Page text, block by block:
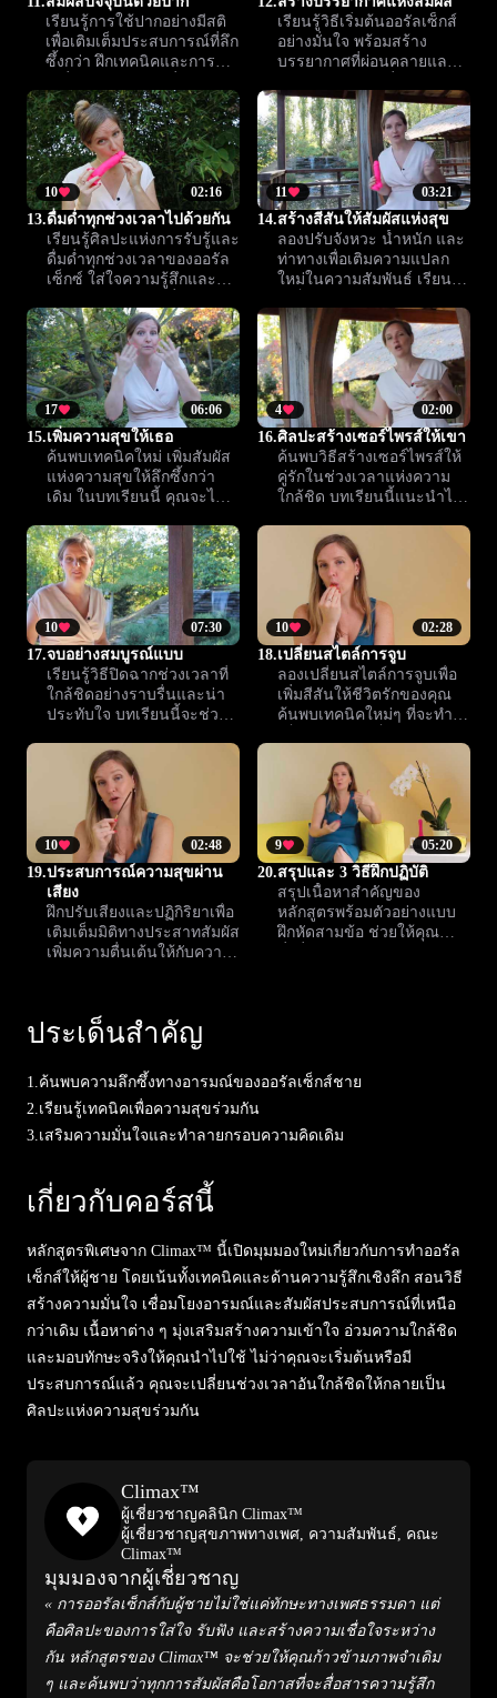
เรียนรู้การใช้ปากอย่างมีสติ
เพื่อเติมเต็มประสบการณ์ที่ลึก
ซึ้งกว่า ฝึกเทคนิคและการ
ความใกล้ชิดกับ Climax™
เรียนรู้วิธีเริ่มต้นออรัลเซ็กส์
อย่างมั่นใจ พร้อมสร้าง
บรรยากาศที่ผ่อนคลายและ
สุขร่วมกันของทั้งคู่
02:16
10
13.ดื่มด่ำทุกช่วงเวลาไปด้วยกัน
เรียนรู้ศิลปะแห่งการรับรู้และ
ดื่มด่ำทุกช่วงเวลาของออรัล
เซ็กซ์ ใส่ใจความรู้สึกและ
ประสบการณ์ที่เปี่ยมด้วย
ความไว้วางใจและความ
สุขร่วมกัน
03:21
11
14.สร้างสีสันให้สัมผัสแห่งสุข
ลองปรับจังหวะ น้ำหนัก และ
ท่าทางเพื่อเติมความแปลก
ใหม่ในความสัมพันธ์ เรียนรู้
สุขและสร้างความประทับใจ
ไม่รู้จบ
06:06
17
15.เพิ่มความสุขให้เธอ
ค้นพบเทคนิคใหม่ เพิ่มสัมผัส
แห่งความสุขให้ลึกซึ้งกว่า
เดิม ในบทเรียนนี้ คุณจะได้
หลายและกระตุ้นเธอได้อย่าง
เต็มที่
02:00
4
16.ศิลปะสร้างเซอร์ไพรส์ให้เขา
ค้นพบวิธีสร้างเซอร์ไพรส์ให้
คู่รักในช่วงเวลาแห่งความ
ใกล้ชิด บทเรียนนี้แนะนำไอ
ความตื่นเต้น เสริมสร้าง
ความสัมพันธ์ให้แน่นแฟ้น
และสดใสมากยิ่งขึ้น
07:30
10
17.จบอย่างสมบูรณ์แบบ
เรียนรู้วิธีปิดฉากช่วงเวลาที่
ใกล้ชิดอย่างราบรื่นและน่า
ประทับใจ บทเรียนนี้จะช่วย
จบ เพื่อทั้งคุณและคู่รู้สึกเติม
เต็มทุกครั้ง
02:28
10
18.เปลี่ยนสไตล์การจูบ
ลองเปลี่ยนสไตล์การจูบเพื่อ
เพิ่มสีสันให้ชีวิตรักของคุณ
ค้นพบเทคนิคใหม่ๆ ที่จะทำให้
02:48
10
19.ประสบการณ์ความสุขผ่าน
เสียง
ฝึกปรับเสียงและปฏิกิริยาเพื่อ
เติมเต็มมิติทางประสาทสัมผัส
เพิ่มความตื่นเต้นให้กับความ
05:20
9
20.สรุปและ 3 วิธีฝึกปฏิบัติ
สรุปเนื้อหาสำคัญของ
หลักสูตรพร้อมตัวอย่างแบบ
ฝึกหัดสามข้อ ช่วยให้คุณนำ
ประเด็นสำคัญ
1.ค้นพบความลึกซึ้งทางอารมณ์ของออรัลเซ็กส์ชาย
2.เรียนรู้เทคนิคเพื่อความสุขร่วมกัน
3.เสริมความมั่นใจและทำลายกรอบความคิดเดิม
เกี่ยวกับคอร์สนี้
หลักสูตรพิเศษจาก Climax™ นี้เปิดมุมมองใหม่เกี่ยวกับการทำออรัล
เซ็กส์ให้ผู้ชาย โดยเน้นทั้งเทคนิคและด้านความรู้สึกเชิงลึก สอนวิธี
สร้างความมั่นใจ เชื่อมโยงอารมณ์และสัมผัสประสบการณ์ที่เหนือ
กว่าเดิม เนื้อหาต่าง ๆ มุ่งเสริมสร้างความเข้าใจ อ่วมความใกล้ชิด
และมอบทักษะจริงให้คุณนำไปใช้ ไม่ว่าคุณจะเริ่มต้นหรือมี
ประสบการณ์แล้ว คุณจะเปลี่ยนช่วงเวลาอันใกล้ชิดให้กลายเป็น
ศิลปะแห่งความสุขร่วมกัน
Climax™
ผู้เชี่ยวชาญคลินิก Climax™
ผู้เชี่ยวชาญสุขภาพทางเพศ, ความสัมพันธ์, คณะ
Climax™
มุมมองจากผู้เชี่ยวชาญ
« การออรัลเซ็กส์กับผู้ชายไม่ใช่แค่ทักษะทางเพศธรรมดา แต่
คือศิลปะของการใส่ใจ รับฟัง และสร้างความเชื่อใจระหว่าง
กัน หลักสูตรของ Climax™ จะช่วยให้คุณก้าวข้ามภาพจำเดิม
ๆ และค้นพบว่าทุกการสัมผัสคือโอกาสที่จะสื่อสารความรู้สึก